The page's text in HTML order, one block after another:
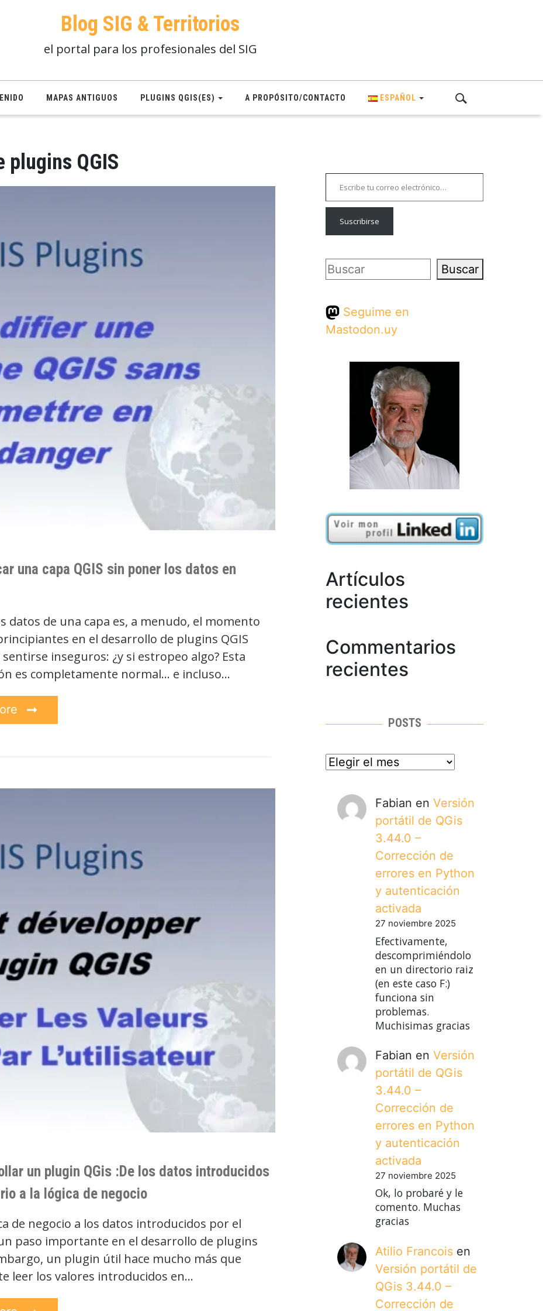
Blog SIG & Territorios
el portal para los profesionales del SIG
MAPAS ANTIGUOS PLUGINS QGIS(ES) A PROPÓSITO/CONTACTO ESPAÑOL
plugins QGIS
una capa QGIS sin poner los datos en
datos de una capa es, a menudo, el momento
en el desarrollo de plugins QGIS
inseguros: ¿y si estropeo algo? Esta
es completamente normal… e incluso…
un plugin QGis :De los datos introducidos
a la lógica de negocio
de negocio a los datos introducidos por el
paso importante en el desarrollo de plugins
un plugin útil hace mucho más que
leer los valores introducidos en…
Escribe tu correo electrónico…
Suscribirse
Buscar Buscar
Seguime en
Mastodon.uy
Artículos
recientes
Commentarios
recientes
POSTS
posts
Fabian en Versión
portátil de QGis
3.44.0 –
Corrección de
errores en Python
y autenticación
activada
27 noviembre 2025
Efectivamente,
descomprimiéndolo
en un directorio raiz
(en este caso F:)
funciona sin
problemas.
Muchisimas gracias
Fabian en Versión
portátil de QGis
3.44.0 –
Corrección de
errores en Python
y autenticación
activada
27 noviembre 2025
Ok, lo probaré y le
comento. Muchas
gracias
Atilio Francois en
Versión portátil de
QGis 3.44.0 –
Corrección de